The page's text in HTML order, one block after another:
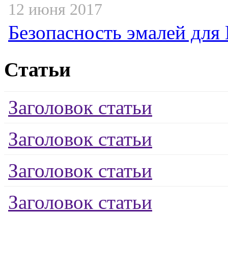
12 июня 2017
Безопасность эмалей
Статьи
Заголовок статьи
Заголовок статьи
Заголовок статьи
Заголовок статьи